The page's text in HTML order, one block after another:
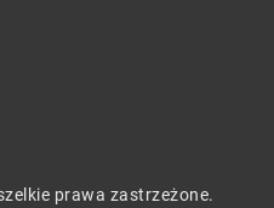
prawa zastrzeżone.